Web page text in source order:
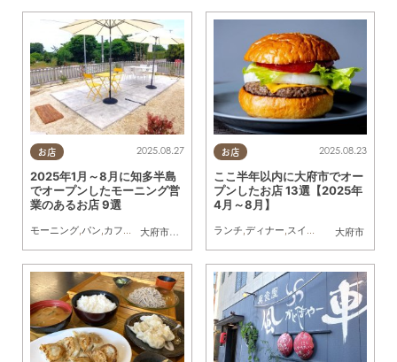
お店
大府市
,知多市 阿久比町,半田市,常滑市 ,美浜町,南知多町
2025.08.27
2025年1月～8月に知多半島
でオープンしたモーニング営
業のあるお店 9選
モーニング パン カフェ スイーツ リニューアル,まとめ記事
お店
大府市
2025.08.23
ここ半年以内に大府市でオー
プンしたお店 13選【2025年
4月～8月】
ランチ ディナー スイーツ 開店,リニュー